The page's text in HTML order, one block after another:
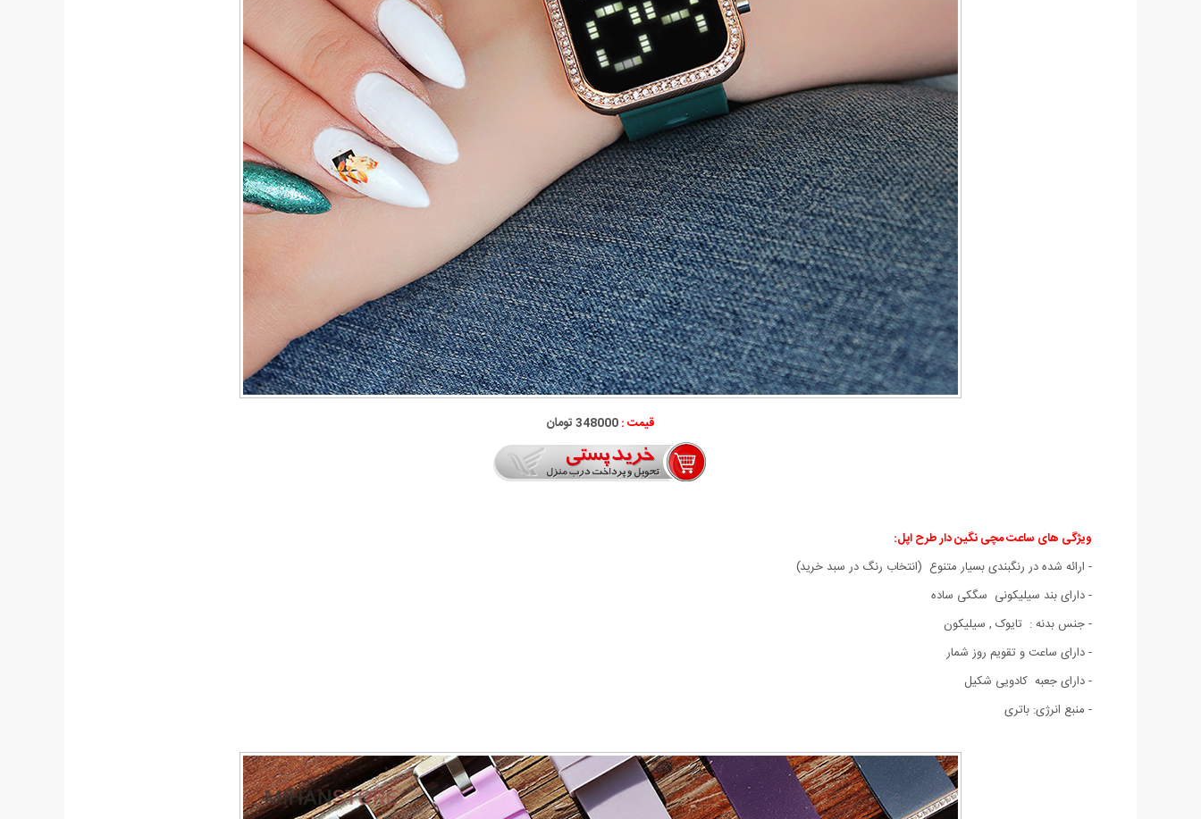
قیمت :348000 تومان
ویژگی های ساعت مچی نگین دار طرح اپل:
- ارائه شده در رنگبندی بسیار متنوع (انتخاب رنگ در سبد خرید)
- دارای بند سیلیکونی سگکی ساده
- جنس بدنه : تایوک , سیلیکون
- دارای ساعت و تقویم روز شمار
- دارای جعبه کادویی شکیل
- منبع انرژی: باتری